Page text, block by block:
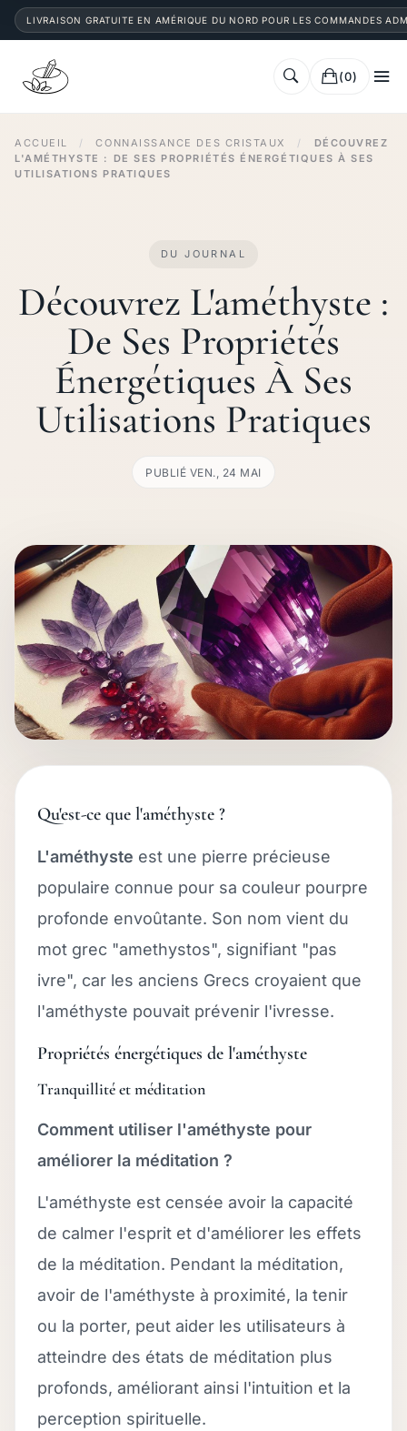
LIVRAISON GRATUITE EN AMÉRIQUE DU NORD POUR LES COMMANDES
(0)
ACCUEIL / CONNAISSANCE DES CRISTAUX /
DÉCOUVREZ
L'AMÉTHYSTE : DE SES PROPRIÉTÉS ÉNERGÉTIQUES À SES
UTILISATIONS PRATIQUES
DU JOURNAL
Découvrez L'améthyste :
De Ses Propriétés
Énergétiques À Ses
Utilisations Pratiques
PUBLIÉ VEN., 24 MAI
Qu'est-ce que l'améthyste ?
L'améthyste est une pierre précieuse
populaire connue pour sa couleur pourpre
profonde envoûtante. Son nom vient du
mot grec "amethystos", signifiant "pas
ivre", car les anciens Grecs croyaient que
l'améthyste pouvait prévenir l'ivresse.
Propriétés énergétiques de l'améthyste
Tranquillité et méditation
Comment utiliser l'améthyste pour
améliorer la méditation ?
L'améthyste est censée avoir la capacité
de calmer l'esprit et d'améliorer les effets
de la méditation. Pendant la méditation,
avoir de l'améthyste à proximité, la tenir
ou la porter, peut aider les utilisateurs à
atteindre des états de méditation plus
profonds, améliorant ainsi l'intuition et la
perception spirituelle.